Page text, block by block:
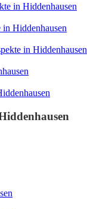
in Hiddenhausen
in Hiddenhausen
in Hiddenhausen